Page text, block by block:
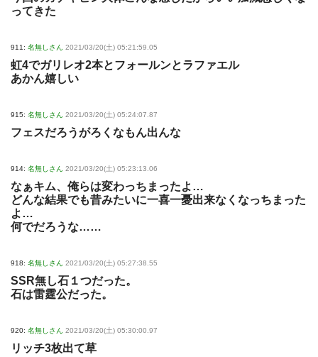
ってきた
911: 名無しさん 2021/03/20(土) 05:21:59.05
虹4でガリレオ2本とフォールンとラファエル
あかん嬉しい
915: 名無しさん 2021/03/20(土) 05:24:07.87
フェスだろうがろくなもん出んな
914: 名無しさん 2021/03/20(土) 05:23:13.06
なぁキム、俺らは変わっちまったよ…
どんな結果でも昔みたいに一喜一憂出来なくなっちまった
よ…
何でだろうな……
918: 名無しさん 2021/03/20(土) 05:27:38.55
SSR無し石１つだった。
石は雷霆公だった。
920: 名無しさん 2021/03/20(土) 05:30:00.97
リッチ3枚出て草